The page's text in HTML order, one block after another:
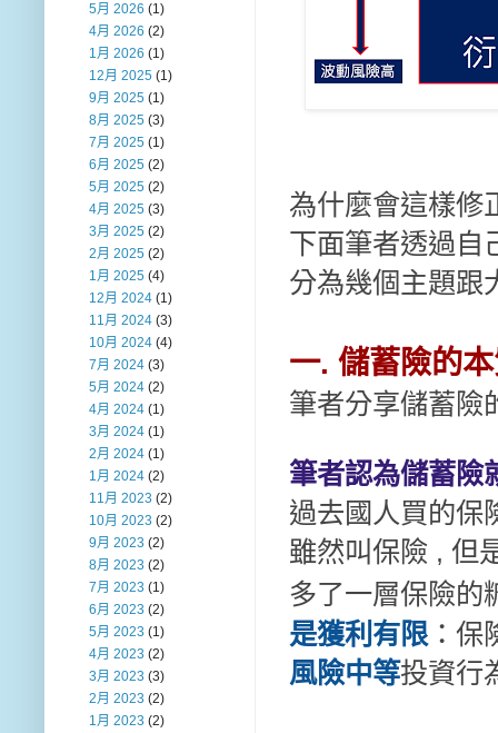
為什麼會這樣
下面筆者透過自
分為幾個主題跟
一. 儲蓄險的
筆者分享儲蓄險
筆者認為儲蓄險
過去國人買的保
雖然叫保險 , 但
多了一層保險的
是獲利有限 ：
風險中等投資行
5月 2026 (1)
4月 2026 (2)
1月 2026 (1)
12月 2025 (1)
9月 2025 (1)
8月 2025 (3)
7月 2025 (1)
6月 2025 (2)
5月 2025 (2)
4月 2025 (3)
3月 2025 (2)
2月 2025 (2)
1月 2025 (4)
12月 2024 (1)
11月 2024 (3)
10月 2024 (4)
7月 2024 (3)
5月 2024 (2)
4月 2024 (1)
3月 2024 (1)
2月 2024 (1)
1月 2024 (2)
11月 2023 (2)
10月 2023 (2)
9月 2023 (2)
8月 2023 (2)
7月 2023 (1)
6月 2023 (2)
5月 2023 (1)
4月 2023 (2)
3月 2023 (3)
2月 2023 (2)
1月 2023 (2)